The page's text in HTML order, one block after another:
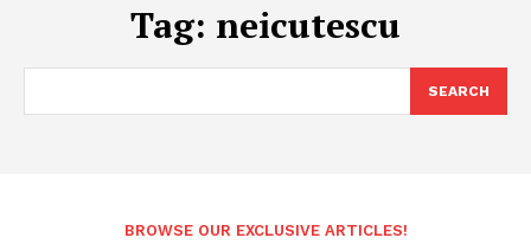
Tag: neicutescu
SEARCH
BROWSE OUR EXCLUSIVE ARTICLES!